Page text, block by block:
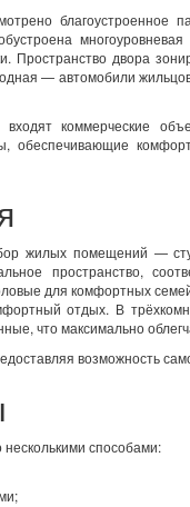
Пространство двора
— автомобили
входят коммерческие
обеспечивающие
жилых помещений —
пространство,
для комфортных
отдых. В
что максимально
возможность
способами: